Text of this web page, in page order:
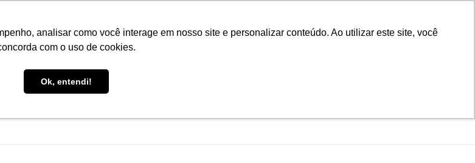
analisar como você interage em nosso site e personalizar conteúdo. Ao utilizar este site, você
com o uso de cookies.
Ok, entendi!
A FARO CURSOS